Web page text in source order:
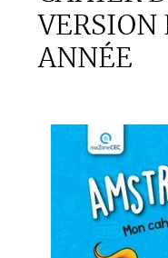
VERSION
ANNÉE